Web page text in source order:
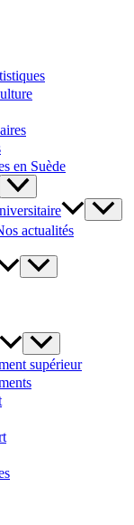
en Suède
actualités
supérieur